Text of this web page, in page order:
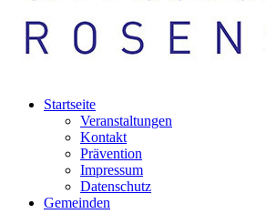
Startseite
Veranstaltungen
Kontakt
Prävention
Impressum
Datenschutz
Gemeinden